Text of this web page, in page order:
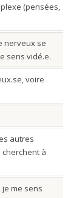
(pensées,
nerveux se
sens vidé.e.
voire
autres
cherchent à
je me sens